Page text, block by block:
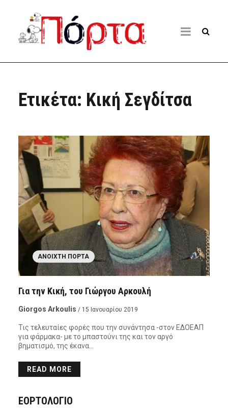
Ετικέτα: Κική Σεγδίτσα
ΑΝΟΙΧΤΉ ΠΌΡΤΑ
Για την Κική, του Γιώργου Αρκουλή
Giorgos Arkoulis / 15 Ιανουαρίου 2019
Τις τελευταίες φορές που την συνάντησα -στον ΕΔΟΕΑΠ
για φάρμακα- με το μπαστούνι της και τον αργό
βηματισμό, της έκανα…
READ MORE
ΕΟΡΤΟΛΟΓΙΟ